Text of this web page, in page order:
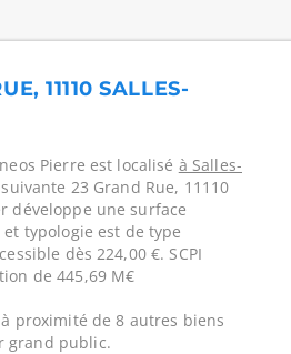
11110 SALLES-
Pierre est localisé à Salles-
suivante 23 Grand Rue, 11110
développe une surface
typologie est de type
dès 224,00 €. SCPI
de 445,69 M€
proximité de 8 autres biens
grand public.